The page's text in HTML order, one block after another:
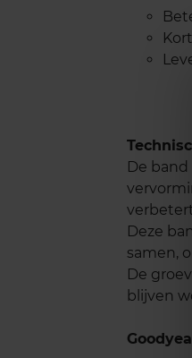
De
Deze
samen,
De
blijven